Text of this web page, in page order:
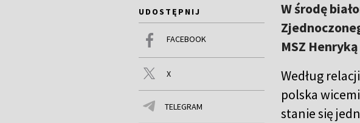
UDOSTĘPNIJ
FACEBOOK
X
TELEGRAM
W środę
MSZ
Według
polska
stanie się